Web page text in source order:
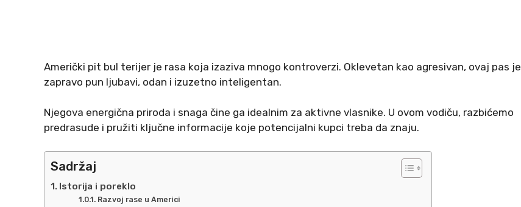
Američki pit bul terijer je rasa koja izaziva mnogo kontroverzi. Oklevetan kao agresivan, ovaj pas je
zapravo pun ljubavi, odan i izuzetno inteligentan.
Njegova energična priroda i snaga čine ga idealnim za aktivne vlasnike. U ovom vodiču, razbićemo
predrasude i pružiti ključne informacije koje potencijalni kupci treba da znaju.
Sadržaj
Istorija i poreklo
Razvoj rase u Americi